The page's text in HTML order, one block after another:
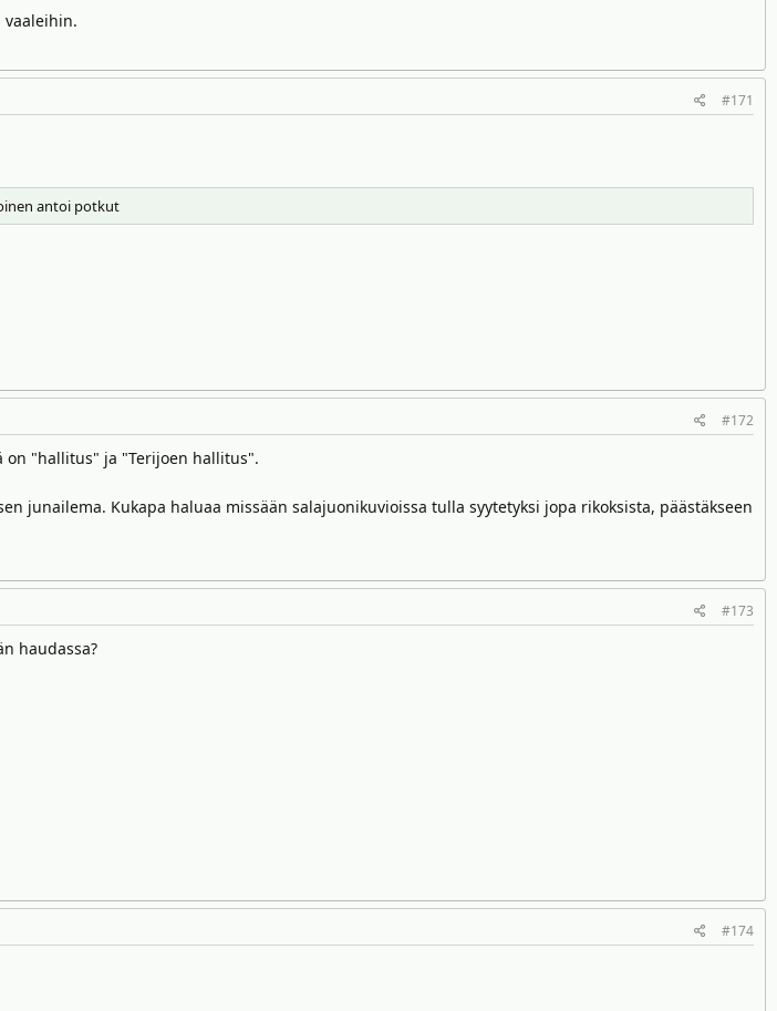
vaaleihin.
#171
antoi potkut
#172
on "hallitus" ja "Terijoen hallitus".
junailema. Kukapa haluaa missään salajuonikuvioissa tulla syytetyksi jopa rikoksista, päästäkseen
#173
haudassa?
#174